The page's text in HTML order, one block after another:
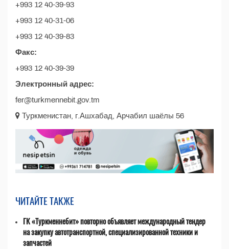
+993 12 40-39-93
+993 12 40-31-06
+993 12 40-39-83
Факс:
+993 12 40-39-39
Электронный адрес:
fer@turkmennebit.gov.tm
Туркменистан, г.Ашхабад, Арчабил шаёлы 56
ЧИТАЙТЕ ТАКЖЕ
ГК «Туркменнебит» повторно объявляет международный тендер
на закупку автотранспортной, специализированной техники и
запчастей